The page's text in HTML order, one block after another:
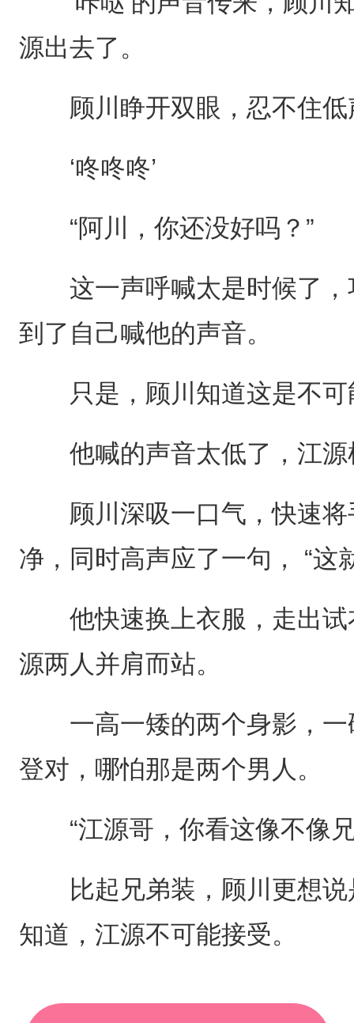
源出去了。
顾川睁开双眼，忍不住低
‘咚咚咚’
“阿川，你还没好吗？”
这一声呼喊太是时候了，
到了自己喊他的声音。
只是，顾川知道这是不可
他喊的声音太低了，江源
顾川深吸一口气，快速将
净，同时高声应了一句， “这
他快速换上衣服，走出试
源两人并肩而站。
一高一矮的两个身影，一
登对，哪怕那是两个男人。
“江源哥，你看这像不像兄
比起兄弟装，顾川更想说
知道，江源不可能接受。